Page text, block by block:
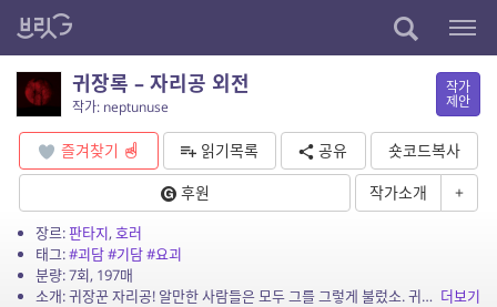
귀장록 – 자리공 외전
작가: neptunuse
작가
제안
즐겨찾기 읽기목록 공유
숏코드복사
후원
작가소개 +
장르:판타지,호러
태그:#괴담#기담#요괴
분량: 7회, 197매
소개: 귀장꾼 자리공! 알만한 사람들은 모두 그를 그렇게 불렀소. 귀신이나 요괴 따위를 파는 장사치니 귀장꾼이요. 뼛속까지 자기 이익만 따지는 자니 자리공이라. – 애꾸눈 이야... 더보기